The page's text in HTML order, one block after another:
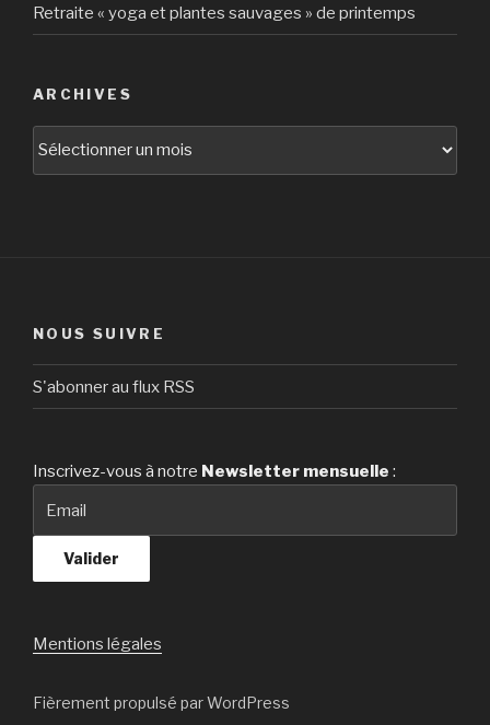
Retraite « yoga et plantes sauvages » de printemps
ARCHIVES
NOUS SUIVRE
S'abonner au flux RSS
Inscrivez-vous à notre Newsletter mensuelle :
Mentions légales
Fièrement propulsé par WordPress